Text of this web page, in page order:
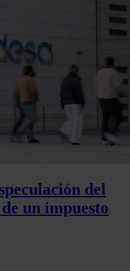
del
un impuesto